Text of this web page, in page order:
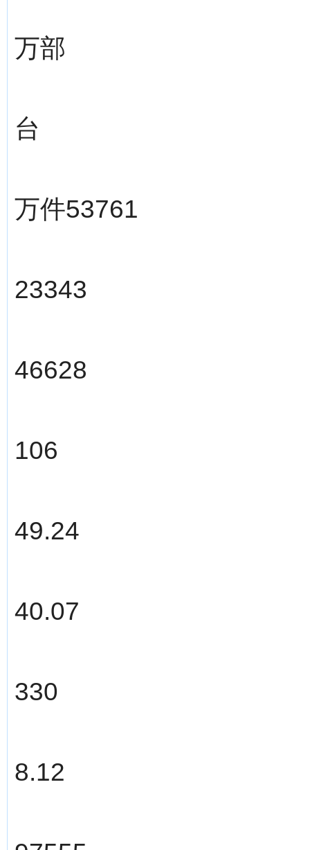
万部
台
万件53761
23343
46628
106
49.24
40.07
330
8.12